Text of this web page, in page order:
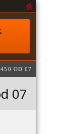
OD 07
07